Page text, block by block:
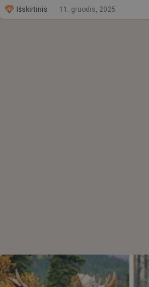
Išskirtinis 11. gruodis, 2025